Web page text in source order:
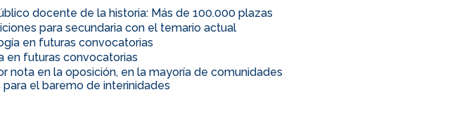
docente de la historia: Más de 100.000 plazas
para secundaria con el temario actual
en futuras convocatorias
en futuras convocatorias
nota en la oposición, en la mayoría de comunidades
el baremo de interinidades